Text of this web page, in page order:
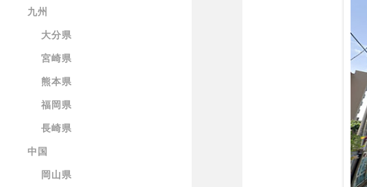
九州
大分県
宮崎県
熊本県
福岡県
長崎県
中国
岡山県